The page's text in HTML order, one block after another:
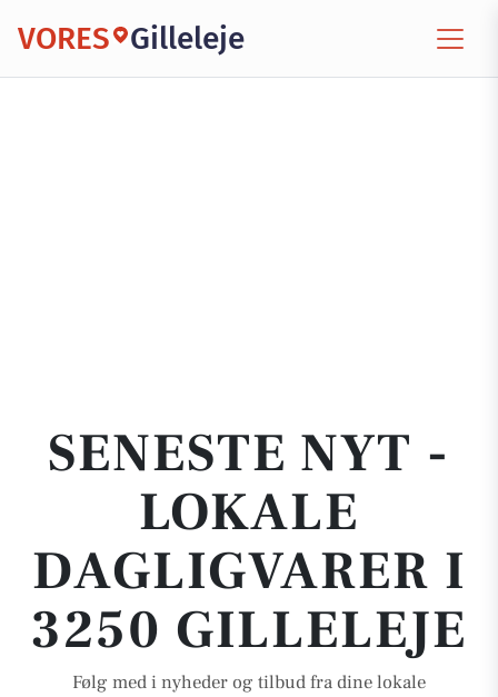
VORES Gilleleje
SENESTE NYT -
LOKALE
DAGLIGVARER I
3250 GILLELEJE
Følg med i nyheder og tilbud fra dine lokale